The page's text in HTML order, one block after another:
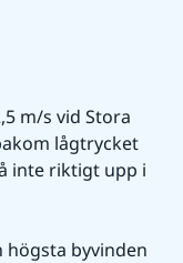
m/s vid Stora
lågtrycket
inte riktigt upp i
högsta byvinden